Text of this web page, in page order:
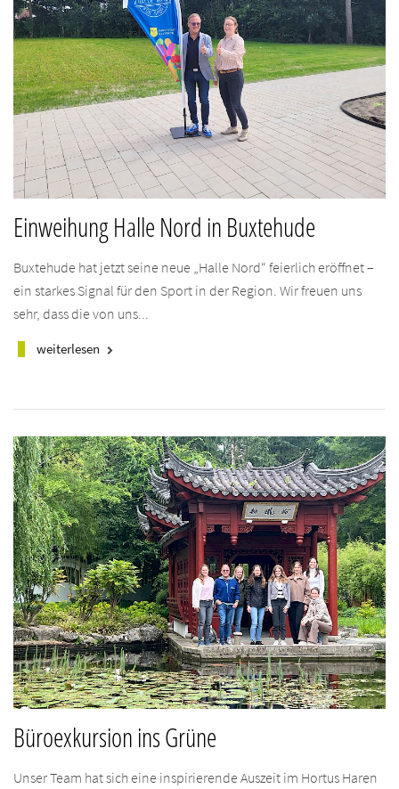
Einweihung Halle Nord in Buxtehude
Buxtehude hat jetzt seine neue „Halle Nord“ feierlich eröffnet –
ein starkes Signal für den Sport in der Region. Wir freuen uns
sehr, dass die von uns...
weiterlesen keyboard_arrow_right
Büroexkursion ins Grüne
Unser Team hat sich eine inspirierende Auszeit im Hortus Haren